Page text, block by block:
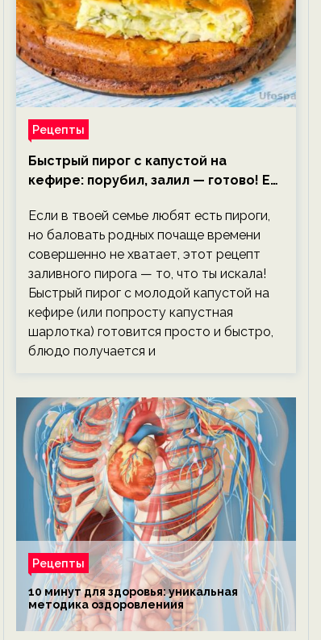
Рецепты
Быстрый пирог с капустой на
кефире: порубил, залил — готово! Ем,
Если в твоей семье любят есть пироги,
но баловать родных почаще времени
совершенно не хватает, этот рецепт
заливного пирога — то, что ты искала!
Быстрый пирог с молодой капустой на
кефире (или попросту капустная
шарлотка) готовится просто и быстро,
блюдо получается и
Рецепты
10 минут для здоровья: уникальная
методика оздоровлениия